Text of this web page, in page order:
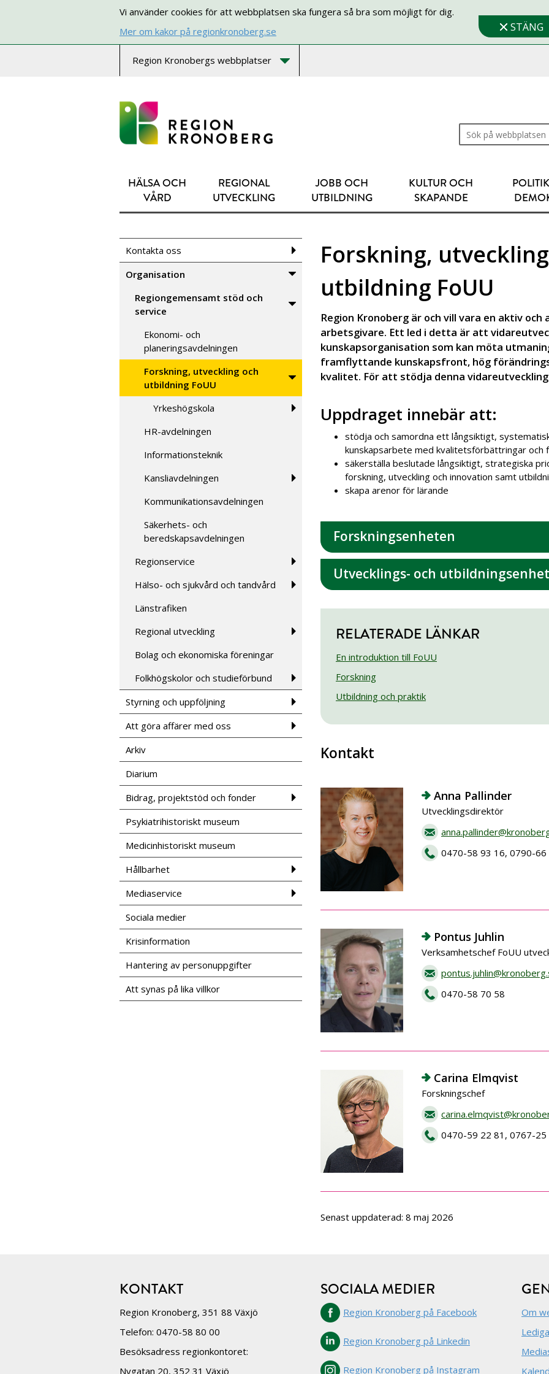
Vi använder cookies för att webbplatsen ska fungera så bra som möjligt för dig.
Mer om kakor på regionkronoberg.se
STÄNG
Region Kronobergs webbplatser
Sök på webbplatsen
HÄLSA OCH
VÅRD
REGIONAL
UTVECKLING
JOBB OCH
UTBILDNING
KULTUR OCH
SKAPANDE
Kontakta oss
Organisation
Regiongemensamt stöd och
service
Ekonomi- och
planeringsavdelningen
Forskning, utveckling och
utbildning FoUU
Yrkeshögskola
HR-avdelningen
Informationsteknik
Kansliavdelningen
Kommunikationsavdelningen
Säkerhets- och
beredskapsavdelningen
Regionservice
Hälso- och sjukvård och tandvård
Länstrafiken
Regional utveckling
Bolag och ekonomiska föreningar
Folkhögskolor och studieförbund
Styrning och uppföljning
Att göra affärer med oss
Arkiv
Diarium
Bidrag, projektstöd och fonder
Psykiatrihistoriskt museum
Medicinhistoriskt museum
Hållbarhet
Mediaservice
Sociala medier
Krisinformation
Hantering av personuppgifter
Att synas på lika villkor
Forskning,
utbildning FoUU
Region Kronoberg är och vill vara en aktiv
arbetsgivare. Ett led i detta är att
kunskapsorganisation som kan möta
framflyttande kunskapsfront, hög
kvalitet. För att stödja denna
Uppdraget innebär att:
stödja och samordna ett långsiktigt,
kunskapsarbete med kvalitetsförbättringar och
säkerställa beslutade långsiktigt, strategiska
forskning, utveckling och innovation samt
skapa arenor för lärande
Forskningsenheten
Utvecklings- och
RELATERADE LÄNKAR
En introduktion till FoUU
Forskning
Utbildning och praktik
Kontakt
Anna Pallinder
Utvecklingsdirektör
0470-58 93 16, 0790-66
Pontus Juhlin
Verksamhetschef FoUU
0470-58 70 58
Carina Elmqvist
Forskningschef
0470-59 22 81, 0767-25
Senast uppdaterad: 8 maj 2026
KONTAKT
Region Kronoberg, 351 88 Växjö
Telefon: 0470-58 80 00
Besöksadress regionkontoret:
Nygatan 20, 352 31 Växjö
SOCIALA MEDIER
Region Kronoberg på Facebook
Region Kronoberg på Linkedin
Region Kronoberg på Instagram
Om